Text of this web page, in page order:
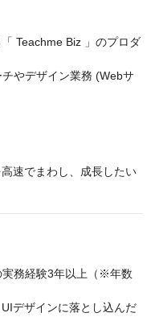
Teachme Biz 」のプロダ
やデザイン業務 (Webサ
速でまわし、成長したい
実務経験3年以上（※年数
デザインに落とし込んだ